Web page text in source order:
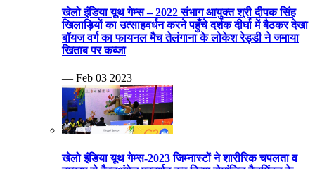
खेलो इंडिया यूथ गेम्स – 2022 संभाग आयुक्त श्री दीपक सिंह
खिलाड़ियों का उत्साहवर्धन करने पहुँचे दर्शक दीर्घा में बैठकर देखा
बॉयज वर्ग का फायनल मैच तेलंगाना के लोकेश रेड्डी ने जमाया
खिताब पर कब्जा
— Feb 03 2023
खेलो इंडिया यूथ गेम्स-2023 जिम्नास्टों ने शारीरिक चपलता व